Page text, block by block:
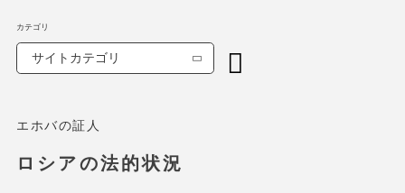
エホバの証人
ロシアの法的状況
カテゴリ
サイトカテゴリ